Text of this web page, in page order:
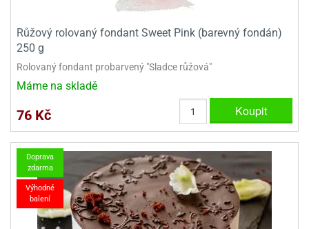
Růžový rolovaný fondant Sweet Pink (barevný fondán)
250 g
Rolovaný fondant probarvený "Sladce růžová"
Máme na skladě
76 Kč Koupit
Doprava
zdarma
Výhodné
balení